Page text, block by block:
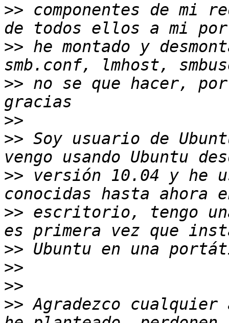
>> componentes de mi
>> he montado y
>> no se que hacer,
>>
>> Soy usuario de
>> versión 10.04 y he
>> escritorio, tengo
>>
>>
>>
>> Agradezco cualquier